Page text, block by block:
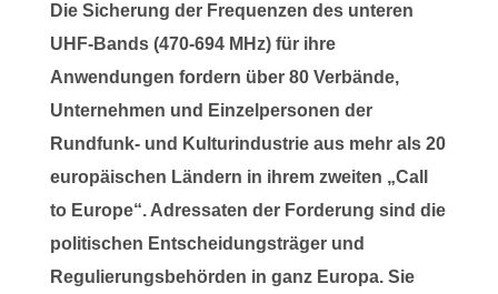
Die Sicherung der Frequenzen des unteren
UHF-Bands (470-694 MHz) für ihre
Anwendungen fordern über 80 Verbände,
Unternehmen und Einzelpersonen der
Rundfunk- und Kulturindustrie aus mehr als 20
europäischen Ländern in ihrem zweiten „Call
to Europe“. Adressaten der Forderung sind die
politischen Entscheidungsträger und
Regulierungsbehörden in ganz Europa. Sie